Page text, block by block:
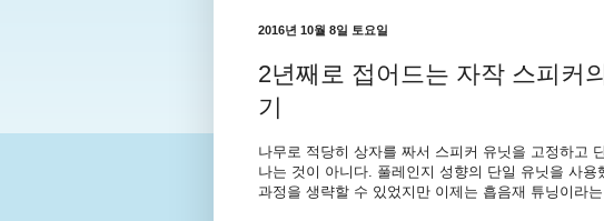
2016년 10월 8일 토요일
2년째로 접어드는 자작 스피커
기
나무로 적당히 상자를 짜서 스피커 유닛을 고정하고
나는 것이 아니다. 풀레인지 성향의 단일 유닛을 사
과정을 생략할 수 있었지만 이제는 흡음재 튜닝이라